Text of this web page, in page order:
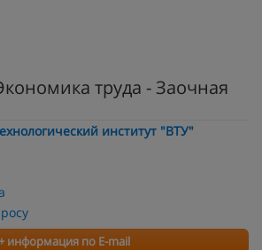
труда - Заочная
институт "ВТУ"
информация по E-mail